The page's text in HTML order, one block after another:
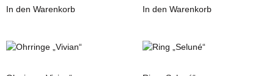
In den Warenkorb In den Warenkorb